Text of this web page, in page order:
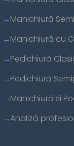
Manichiură
Manichiură cu
Pedichiură
Pedichiură
Manichiură și
Analiză